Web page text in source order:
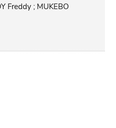
Freddy ; MUKEBO